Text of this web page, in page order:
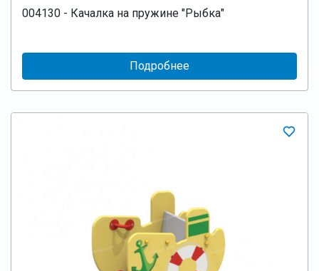
004130 - Качалка на пружине "Рыбка"
Подробнее